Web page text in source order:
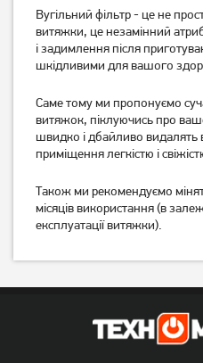
Комплект вугільних
фільтрів Perfelli 0048
352грн
Комплект вугільних
фільтрів Perfelli 0053
Вугільний фільтр - це не
витяжки, це незамінний
і задимлення після
шкідливими для вашого
Саме тому ми пропонуємо
витяжок, піклуючись про
швидко і дбайливо видалять
приміщення легкістю і
Також ми рекомендуємо
місяців використання (в
експлуатації витяжки).